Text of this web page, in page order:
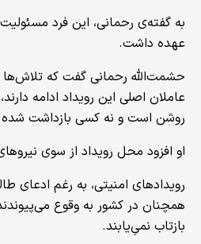
به گفته‌ی رحمانی، این فرد
عهده داشت.
حشمت‌الله رحمانی گفت که تلاش‌ها
عاملان اصلی این رویداد ادامه
روشن است و نه کسی بازداشت
او افزود محل رویداد از سوی
رویدادهای امنیتی، به رغم ادعای
همچنان در کشور به وقوع
بازتاب نمی‌ِیابند.